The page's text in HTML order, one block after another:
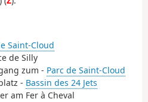
Saint-Cloud
de Silly
zum - Parc de Saint-Cloud
- Bassin des 24 Jets
am Fer à Cheval